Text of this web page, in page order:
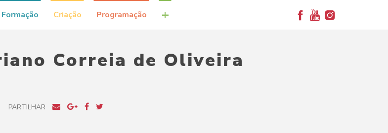
Formação Criação Programação +
Correia de Oliveira
PARTILHAR